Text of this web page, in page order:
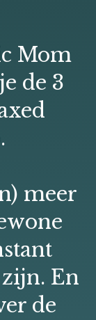
Mom
de 3
meer
En
de